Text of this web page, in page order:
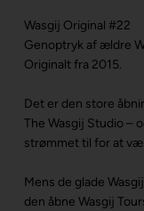
Wasgij Original #22
Genoptryk af ældre
Originalt fra 2015.
Det er den store
The Wasgij Studio –
strømmet til for at
Mens de glade
den åbne Wasgij